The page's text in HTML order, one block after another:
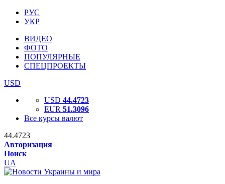
РУС
УКР
ВИДЕО
ФОТО
ПОПУЛЯРНЫЕ
СПЕЦПРОЕКТЫ
USD
USD 44.4723
EUR 51.3096
Все курсы валют
44.4723
Авторизация
Поиск
UA